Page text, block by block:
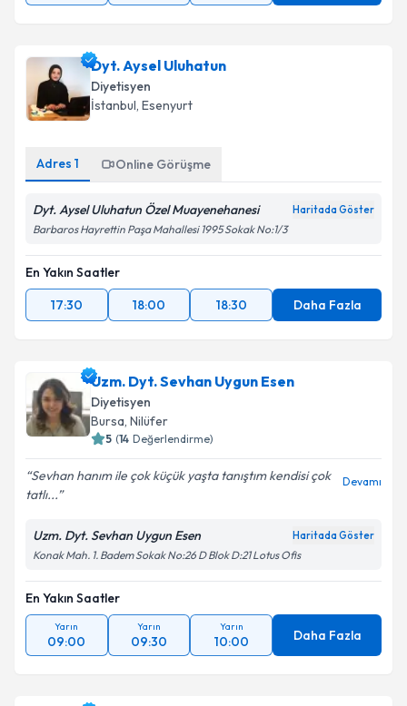
Dyt. Aysel Uluhatun
Diyetisyen
İstanbul, Esenyurt
Adres 1 Online Görüşme
Dyt. Aysel Uluhatun Özel Muayenehanesi Haritada Göster
Barbaros Hayrettin Paşa Mahallesi 1995 Sokak No:1/3
En Yakın Saatler
17:30
18:00 18:30 Daha Fazla
Uzm. Dyt. Sevhan Uygun Esen
Diyetisyen
Bursa, Nilüfer
5 (14 Değerlendirme)
Sevhan hanım ile çok küçük yaşta tanıştım kendisi çok
tatlı...
Devamı
Uzm. Dyt. Sevhan Uygun Esen Haritada Göster
Konak Mah. 1. Badem Sokak No:26 D Blok D:21 Lotus Ofis
En Yakın Saatler
Yarın
09:00
Yarın
09:30
Yarın
10:00 Daha Fazla